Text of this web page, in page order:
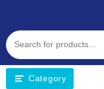
content
Category